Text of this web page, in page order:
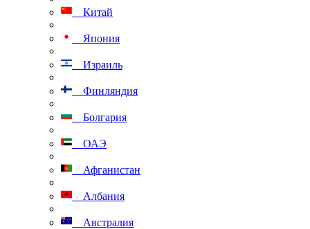
Китай
Япония
Израиль
Финляндия
Болгария
ОАЭ
Афганистан
Албания
Австралия